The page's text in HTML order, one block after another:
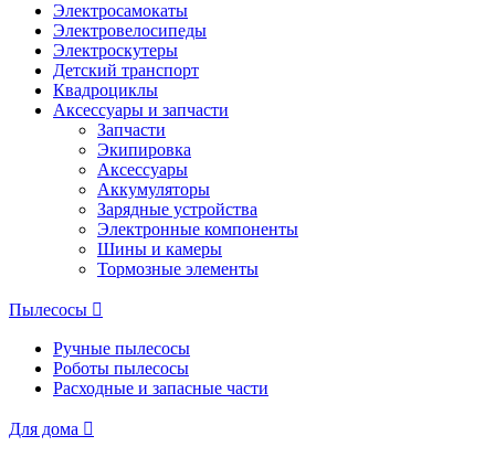
Электросамокаты
Электровелосипеды
Электроскутеры
Детский транспорт
Квадроциклы
Аксессуары и запчасти
Запчасти
Экипировка
Аксессуары
Аккумуляторы
Зарядные устройства
Электронные компоненты
Шины и камеры
Тормозные элементы
Пылесосы
Ручные пылесосы
Роботы пылесосы
Расходные и запасные части
Для дома